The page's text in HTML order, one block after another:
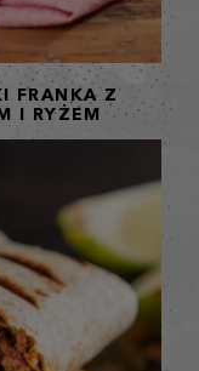
FRANKA Z
I RYŻEM